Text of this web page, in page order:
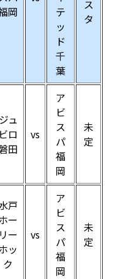
岡
テ
ッ
ド
千
葉
ス
タ
ジュ
ビロ
田
vs
ア
ビ
ス
パ
福
岡
未
定
戸
ー
リー
ッ
ク
vs
ア
ビ
ス
パ
福
岡
未
定